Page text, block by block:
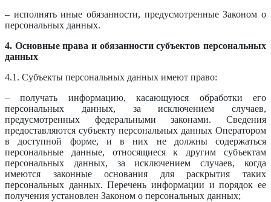
– исполнять иные обязанности, предусмотренные Законом о
персональных данных.
4. Основные права и обязанности субъектов персональных
данных
4.1. Субъекты персональных данных имеют право:
– получать информацию, касающуюся обработки его
персональных данных, за исключением случаев,
предусмотренных федеральными законами. Сведения
предоставляются субъекту персональных данных Оператором
в доступной форме, и в них не должны содержаться
персональные данные, относящиеся к другим субъектам
персональных данных, за исключением случаев, когда
имеются законные основания для раскрытия таких
персональных данных. Перечень информации и порядок ее
получения установлен Законом о персональных данных;